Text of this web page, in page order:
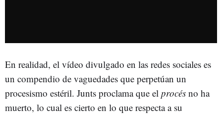
En realidad, el vídeo divulgado en las redes sociales es
un compendio de vaguedades que perpetúan un
procesismo estéril. Junts proclama que el procés no ha
muerto, lo cual es cierto en lo que respecta a su